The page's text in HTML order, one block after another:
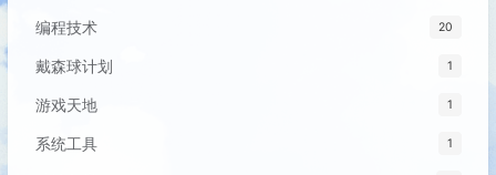
编程技术 20
戴森球计划 1
游戏天地 1
系统工具 1